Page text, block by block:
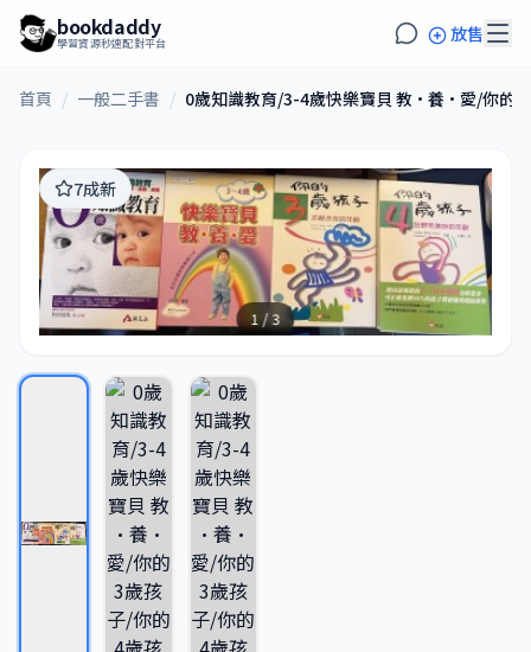
bookdaddy
學習資源秒速配對平台 放售
首頁 / 一般二手書 / 0歲知識教育/3-4歲快樂寶貝 教·養·愛/你的3
1 / 3
7成新